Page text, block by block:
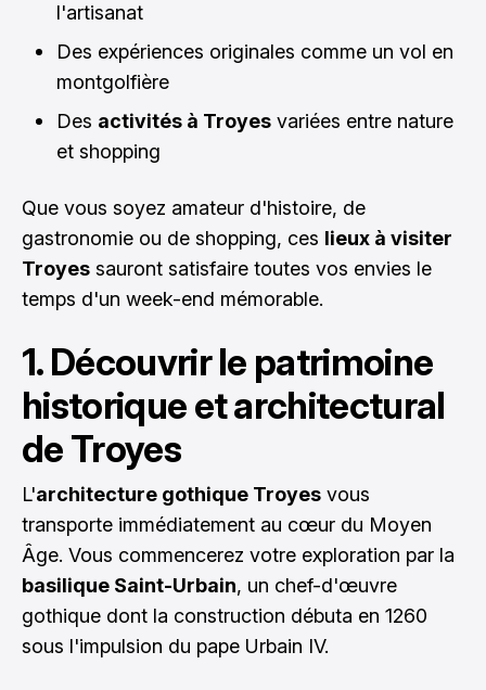
l'artisanat
Des expériences originales comme un vol en
montgolfière
Des activités à Troyes variées entre nature
et shopping
Que vous soyez amateur d'histoire, de
gastronomie ou de shopping, ces lieux à visiter
Troyes sauront satisfaire toutes vos envies le
temps d'un week-end mémorable.
1. Découvrir le patrimoine
historique et architectural
de Troyes
L'architecture gothique Troyes vous
transporte immédiatement au cœur du Moyen
Âge. Vous commencerez votre exploration par la
basilique Saint-Urbain, un chef-d'œuvre
gothique dont la construction débuta en 1260
sous l'impulsion du pape Urbain IV.